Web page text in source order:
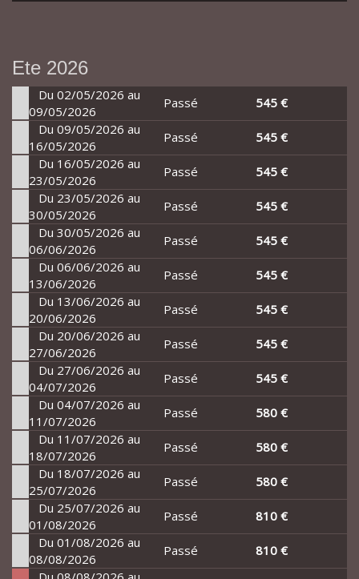
Ete 2026
Du 02/05/2026 au
09/05/2026
Passé
545 €
Du 09/05/2026 au
16/05/2026
Passé
545 €
Du 16/05/2026 au
23/05/2026
Passé
545 €
Du 23/05/2026 au
30/05/2026
Passé
545 €
Du 30/05/2026 au
06/06/2026
Passé
545 €
Du 06/06/2026 au
13/06/2026
Passé
545 €
Du 13/06/2026 au
20/06/2026
Passé
545 €
Du 20/06/2026 au
27/06/2026
Passé
545 €
Du 27/06/2026 au
04/07/2026
Passé
545 €
Du 04/07/2026 au
11/07/2026
Passé
580 €
Du 11/07/2026 au
18/07/2026
Passé
580 €
Du 18/07/2026 au
25/07/2026
Passé
580 €
Du 25/07/2026 au
01/08/2026
Passé
810 €
Du 01/08/2026 au
08/08/2026
Passé
810 €